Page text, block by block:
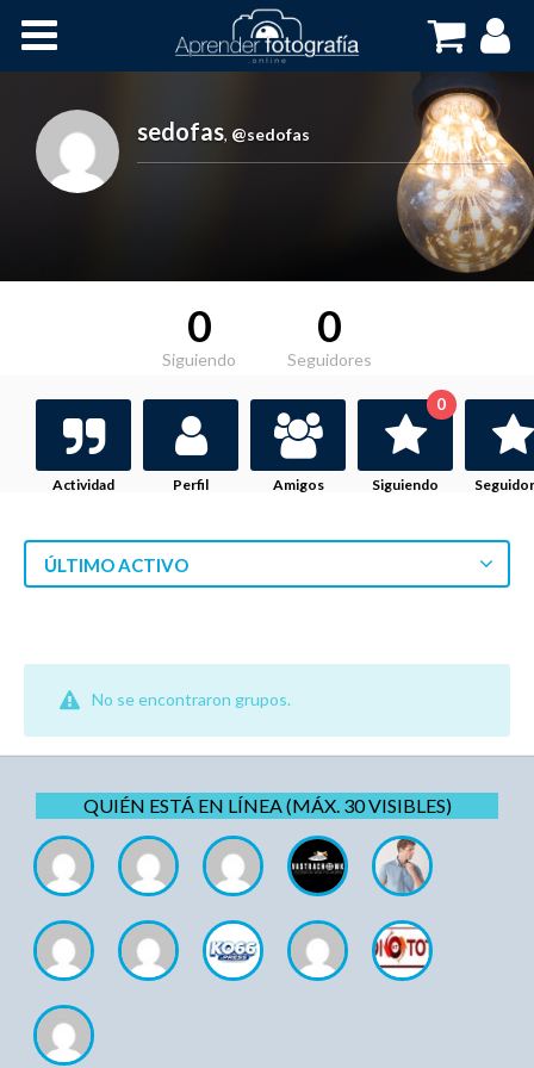
Cursos OnLine
sedofas, @sedofas
0
Siguiendo
0
Seguidores
Actividad Perfil Amigos Siguiendo
0
ÚLTIMO ACTIVO
No se encontraron grupos.
QUIÉN ESTÁ EN LÍNEA (MÁX. 30 VISIBLES)